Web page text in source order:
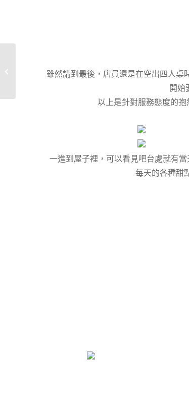
雖然講到最後，店員還是在空出四人
開
以上是針對服務態度的
一進到屋子裡，可以看見吧台處就有
每天的各種甜
Cheese 軟蛋糕